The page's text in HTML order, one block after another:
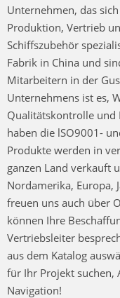
Unternehmen, das
Produktion, Vertrieb
Schiffszubehör
Fabrik in China und
Mitarbeitern in der
Unternehmens ist es,
Qualitätskontrolle und
haben die lSO9001-
Produkte werden in
ganzen Land verkauft
Nordamerika, Europa,
freuen uns auch über
können Ihre
Vertriebsleiter
aus dem Katalog
für Ihr Projekt suchen,
Navigation!